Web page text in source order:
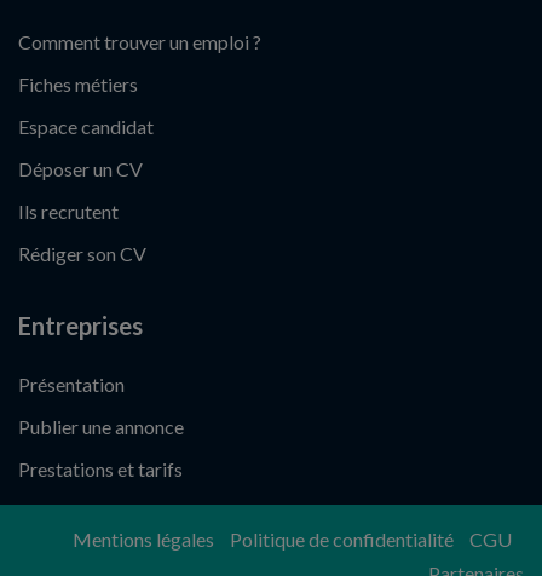
Comment trouver un emploi ?
Fiches métiers
Espace candidat
Déposer un CV
Ils recrutent
Rédiger son CV
Entreprises
Présentation
Publier une annonce
Prestations et tarifs
Mentions légales Politique de confidentialité
CGU